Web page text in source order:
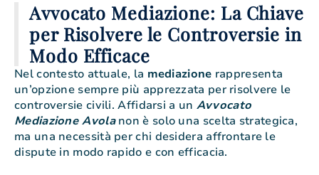
Avvocato Mediazione: La Chiave
per Risolvere le Controversie in
Modo Efficace
Nel contesto attuale, la mediazione rappresenta
un’opzione sempre più apprezzata per risolvere le
controversie civili. Affidarsi a un Avvocato
Mediazione Avolanon è solo una scelta strategica,
ma una necessità per chi desidera affrontare le
dispute in modo rapido e con efficacia.